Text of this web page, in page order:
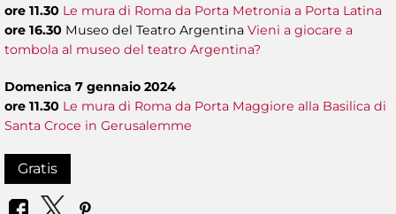
ore 11.30 Le mura di Roma da Porta Metronia a Porta Latina
ore 16.30 Museo del Teatro Argentina Vieni a giocare a
tombola al museo del teatro Argentina?
Domenica 7 gennaio 2024
ore 11.30 Le mura di Roma da Porta Maggiore alla Basilica di
Santa Croce in Gerusalemme
Gratis